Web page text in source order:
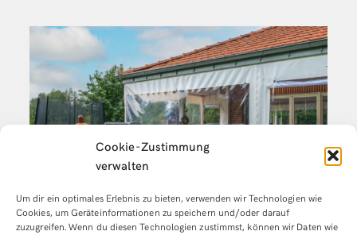
Cookie-Zustimmung
verwalten
Um dir ein optimales Erlebnis zu bieten, verwenden wir Technologien wie
Cookies, um Geräteinformationen zu speichern und/oder darauf
zuzugreifen. Wenn du diesen Technologien zustimmst, können wir Daten wie